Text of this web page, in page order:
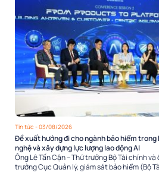
Tin tức - 03/08/2026
Đề xuất hướng đi cho ngành bảo hiểm trong
nghệ và xây dựng lực lượng lao động AI
Ông Lê Tấn Cận – Thứ trưởng Bộ Tài chính
trưởng Cục Quản lý, giám sát bảo hiểm (Bộ